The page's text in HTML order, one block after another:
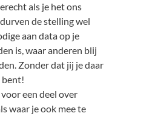
als je het ons
de stelling wel
aan data op je
is, waar anderen blij
Zonder dat jij je daar
bent!
een deel over
waar je ook mee te